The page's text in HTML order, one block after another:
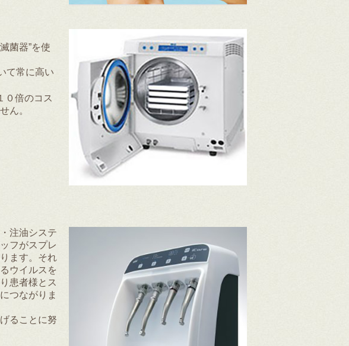
菌器”を使
て常に高い
倍のコス
ん。
注油システ
フがスプレ
ます。それ
ウイルスを
患者様とス
つながりま
ることに努